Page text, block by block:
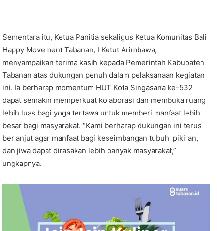
Sementara itu, Ketua Panitia sekaligus Ketua Komunitas Bali
Happy Movement Tabanan, I Ketut Arimbawa,
menyampaikan terima kasih kepada Pemerintah Kabupaten
Tabanan atas dukungan penuh dalam pelaksanaan kegiatan
ini. Ia berharap momentum HUT Kota Singasana ke-532
dapat semakin memperkuat kolaborasi dan membuka ruang
lebih luas bagi yoga tertawa untuk memberi manfaat lebih
besar bagi masyarakat. “Kami berharap dukungan ini terus
berlanjut agar manfaat bagi keseimbangan tubuh, pikiran,
dan jiwa dapat dirasakan lebih banyak masyarakat,”
ungkapnya.